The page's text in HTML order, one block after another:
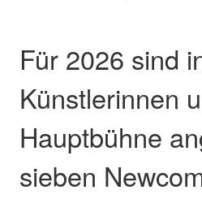
Für 2026 sind
Künstlerinnen
Hauptbühne
sieben